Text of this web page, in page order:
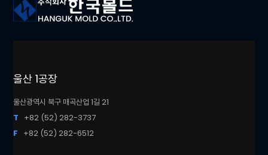
울산 1공장
울산광역시 북구 매곡산업 1길 21
T +82 (52) 282-3737
F +82 (52) 282-6512